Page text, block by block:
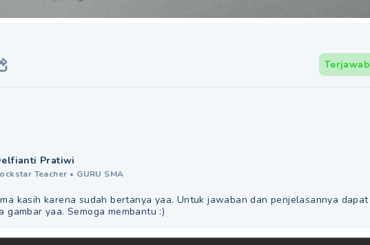
Terjawab
Pratiwi
Teacher • GURU SMA
kasih karena sudah bertanya yaa. Untuk jawaban dan penjelasannya dapat
gambar yaa. Semoga membantu :)